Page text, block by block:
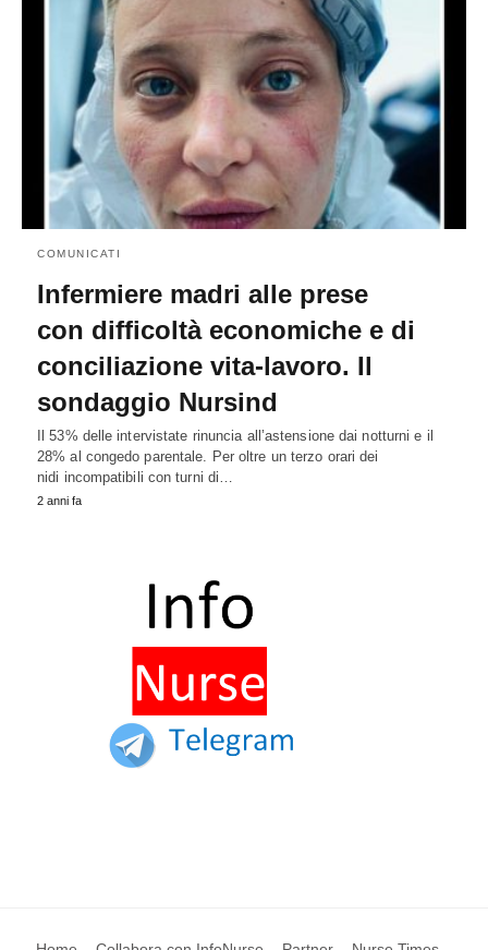
COMUNICATI
Infermiere madri alle prese
con difficoltà economiche e di
conciliazione vita-lavoro. Il
sondaggio Nursind
Il 53% delle intervistate rinuncia all’astensione dai notturni e il
28% al congedo parentale. Per oltre un terzo orari dei
nidi incompatibili con turni di…
2 anni fa